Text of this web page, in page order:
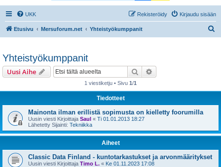
UKK Kirjaudu sisään
Rekisteröidy
Etusivu Mersuforum.net Yhteistyökumppanit
Yhteistyökumppanit
Uusi Aihe Etsi
1 viestiketju • Sivu 1/1
Tiedotteet
Mainonta ilman erillistä sopimusta on kielletty foorumilla
Uusin viesti Kirjoittaja Saul « Ti 01.01.2013 18:27
Lähetetty Sijainti: Tekniikka
Aiheet
Classic Data Finland - kuntotarkastukset ja arvonmääritykset
Uusin viesti Kirjoittaja Timo L. « Ke 01.11.2023 17:08